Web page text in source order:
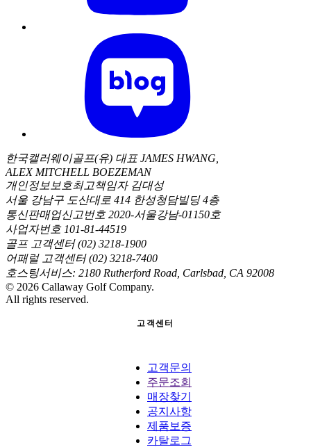
한국캘러웨이골프(유) 대표 JAMES HWANG,
ALEX MITCHELL BOEZEMAN
개인정보보호최고책임자 김대성
서울 강남구 도산대로 414 한성청담빌딩 4층
통신판매업신고번호 2020-서울강남-01150호
사업자번호 101-81-44519
골프 고객센터 (02) 3218-1900
어패럴 고객센터 (02) 3218-7400
호스팅서비스: 2180 Rutherford Road, Carlsbad, CA 92008
© 2026 Callaway Golf Company.
All rights reserved.
고객센터
고객문의
주문조회
매장찾기
공지사항
제품보증
카탈로그